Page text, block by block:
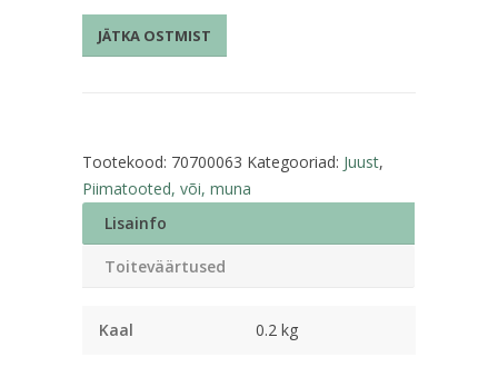
juust
200g
JÄTKA OSTMIST
Tootekood: 70700063 Kategooriad: Juust,
Piimatooted, või, muna
Lisainfo
Toiteväärtused
Kaal 0.2 kg